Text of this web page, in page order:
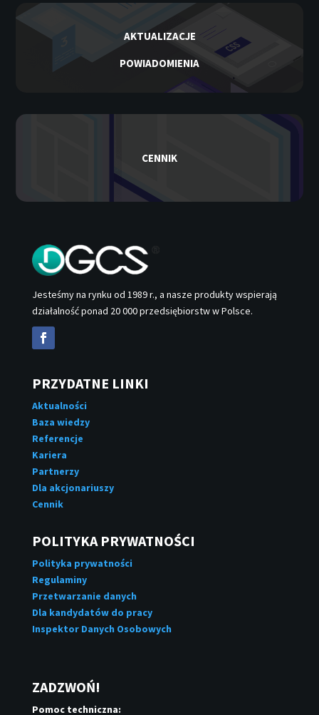
AKTUALIZACJE
POWIADOMIENIA
CENNIK
Jesteśmy na rynku od 1989 r., a nasze produkty wspierają
działalność ponad 20 000 przedsiębiorstw w Polsce.
PRZYDATNE LINKI
Aktualności
Baza wiedzy
Referencje
Kariera
Partnerzy
Dla akcjonariuszy
Cennik
POLITYKA PRYWATNOŚCI
Polityka prywatności
Regulaminy
Przetwarzanie danych
Dla kandydatów do pracy
Inspektor Danych Osobowych
ZADZWOŃ!
Pomoc techniczna: